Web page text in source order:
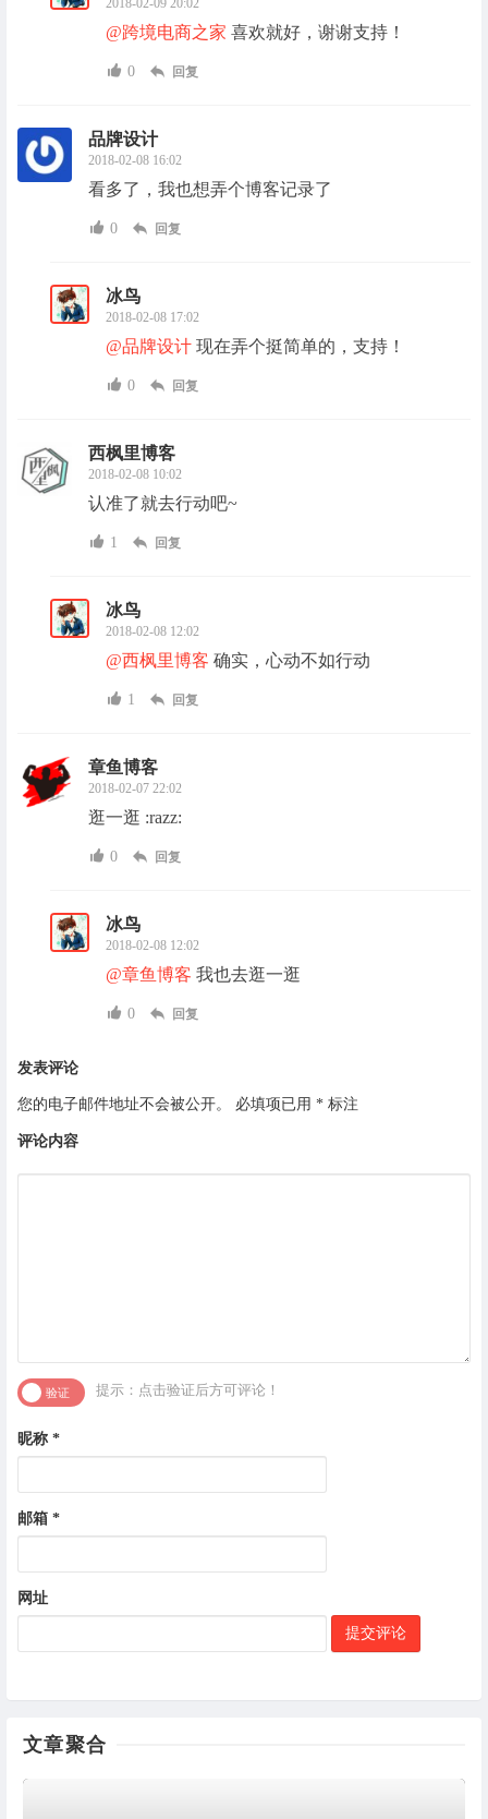
2018-02-09 20:02
@跨境电商之家 喜欢就好，谢谢支持！
0 回复
品牌设计
2018-02-08 16:02
看多了，我也想弄个博客记录了
0 回复
冰鸟
2018-02-08 17:02
@品牌设计 现在弄个挺简单的，支持！
0 回复
西枫里博客
2018-02-08 10:02
认准了就去行动吧~
1 回复
冰鸟
2018-02-08 12:02
@西枫里博客 确实，心动不如行动
1 回复
章鱼博客
2018-02-07 22:02
逛一逛 :razz:
0 回复
冰鸟
2018-02-08 12:02
@章鱼博客 我也去逛一逛
0 回复
发表评论
您的电子邮件地址不会被公开。 必填项已用 * 标注
评论内容
提示：点击验证后方可评论！
昵称 *
邮箱 *
网址
文章聚合